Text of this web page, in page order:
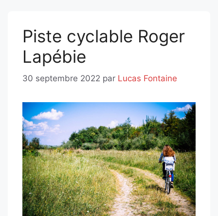
Piste cyclable Roger
Lapébie
30 septembre 2022 par Lucas Fontaine